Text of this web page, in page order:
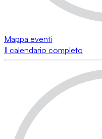
Mappa eventi
Il calendario completo